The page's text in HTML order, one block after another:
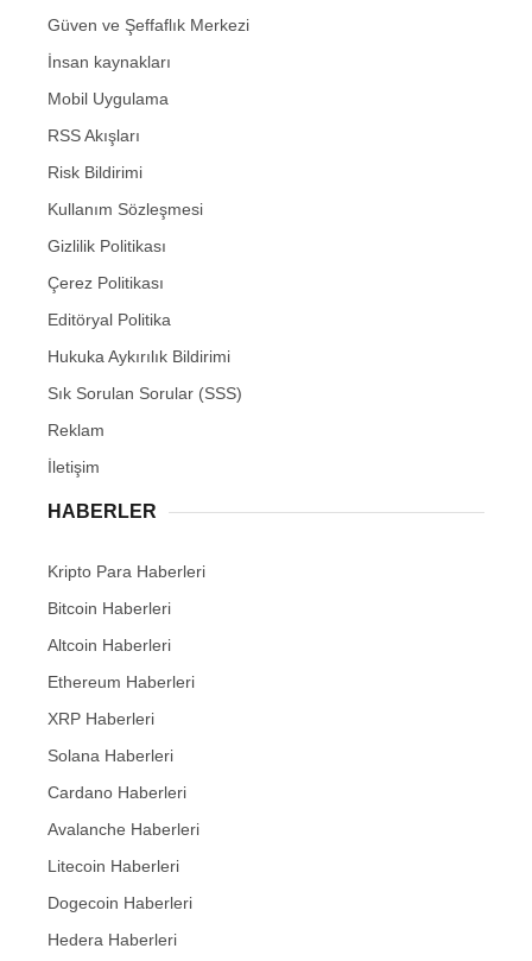
Güven ve Şeffaflık Merkezi
İnsan kaynakları
Mobil Uygulama
RSS Akışları
Risk Bildirimi
Kullanım Sözleşmesi
Gizlilik Politikası
Çerez Politikası
Editöryal Politika
Hukuka Aykırılık Bildirimi
Sık Sorulan Sorular (SSS)
Reklam
İletişim
HABERLER
Kripto Para Haberleri
Bitcoin Haberleri
Altcoin Haberleri
Ethereum Haberleri
XRP Haberleri
Solana Haberleri
Cardano Haberleri
Avalanche Haberleri
Litecoin Haberleri
Dogecoin Haberleri
Hedera Haberleri